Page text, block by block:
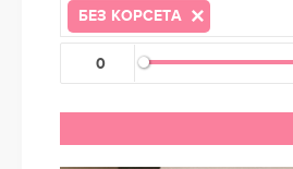
БЕЗ КОРСЕТА